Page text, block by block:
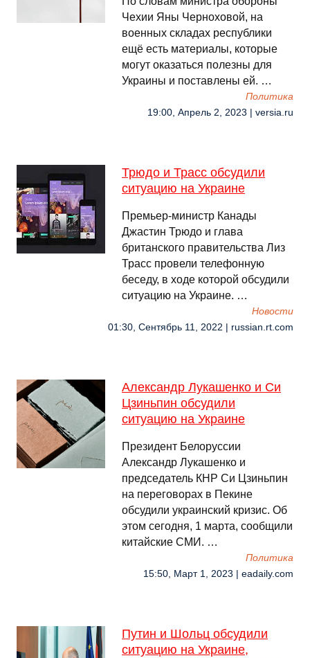
Чехии Яны Черноховой, на
военных складах республики
ещё есть материалы, которые
могут оказаться полезны для
Украины и поставлены ей. …
Политика
19:00, Апрель 2, 2023 | versia.ru
Трюдо и Трасс обсудили
ситуацию на Украине
Премьер-министр Канады
Джастин Трюдо и глава
британского правительства Лиз
Трасс провели телефонную
беседу, в ходе которой обсудили
ситуацию на Украине. …
Новости
01:30, Сентябрь 11, 2022 | russian.rt.com
Александр Лукашенко и Си
Цзиньпин обсудили
ситуацию на Украине
Президент Белоруссии
Александр Лукашенко и
председатель КНР Си Цзиньпин
на переговорах в Пекине
обсудили украинский кризис. Об
этом сегодня, 1 марта, сообщили
китайские СМИ. …
Политика
15:50, Март 1, 2023 | eadaily.com
Путин и Шольц обсудили
ситуацию на Украине,